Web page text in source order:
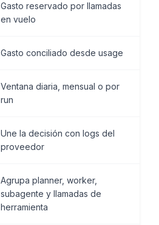
Gasto reservado por llamadas
en vuelo
Gasto conciliado desde usage
Ventana diaria, mensual o por
run
Une la decisión con logs del
proveedor
Agrupa planner, worker,
subagente y llamadas de
herramienta